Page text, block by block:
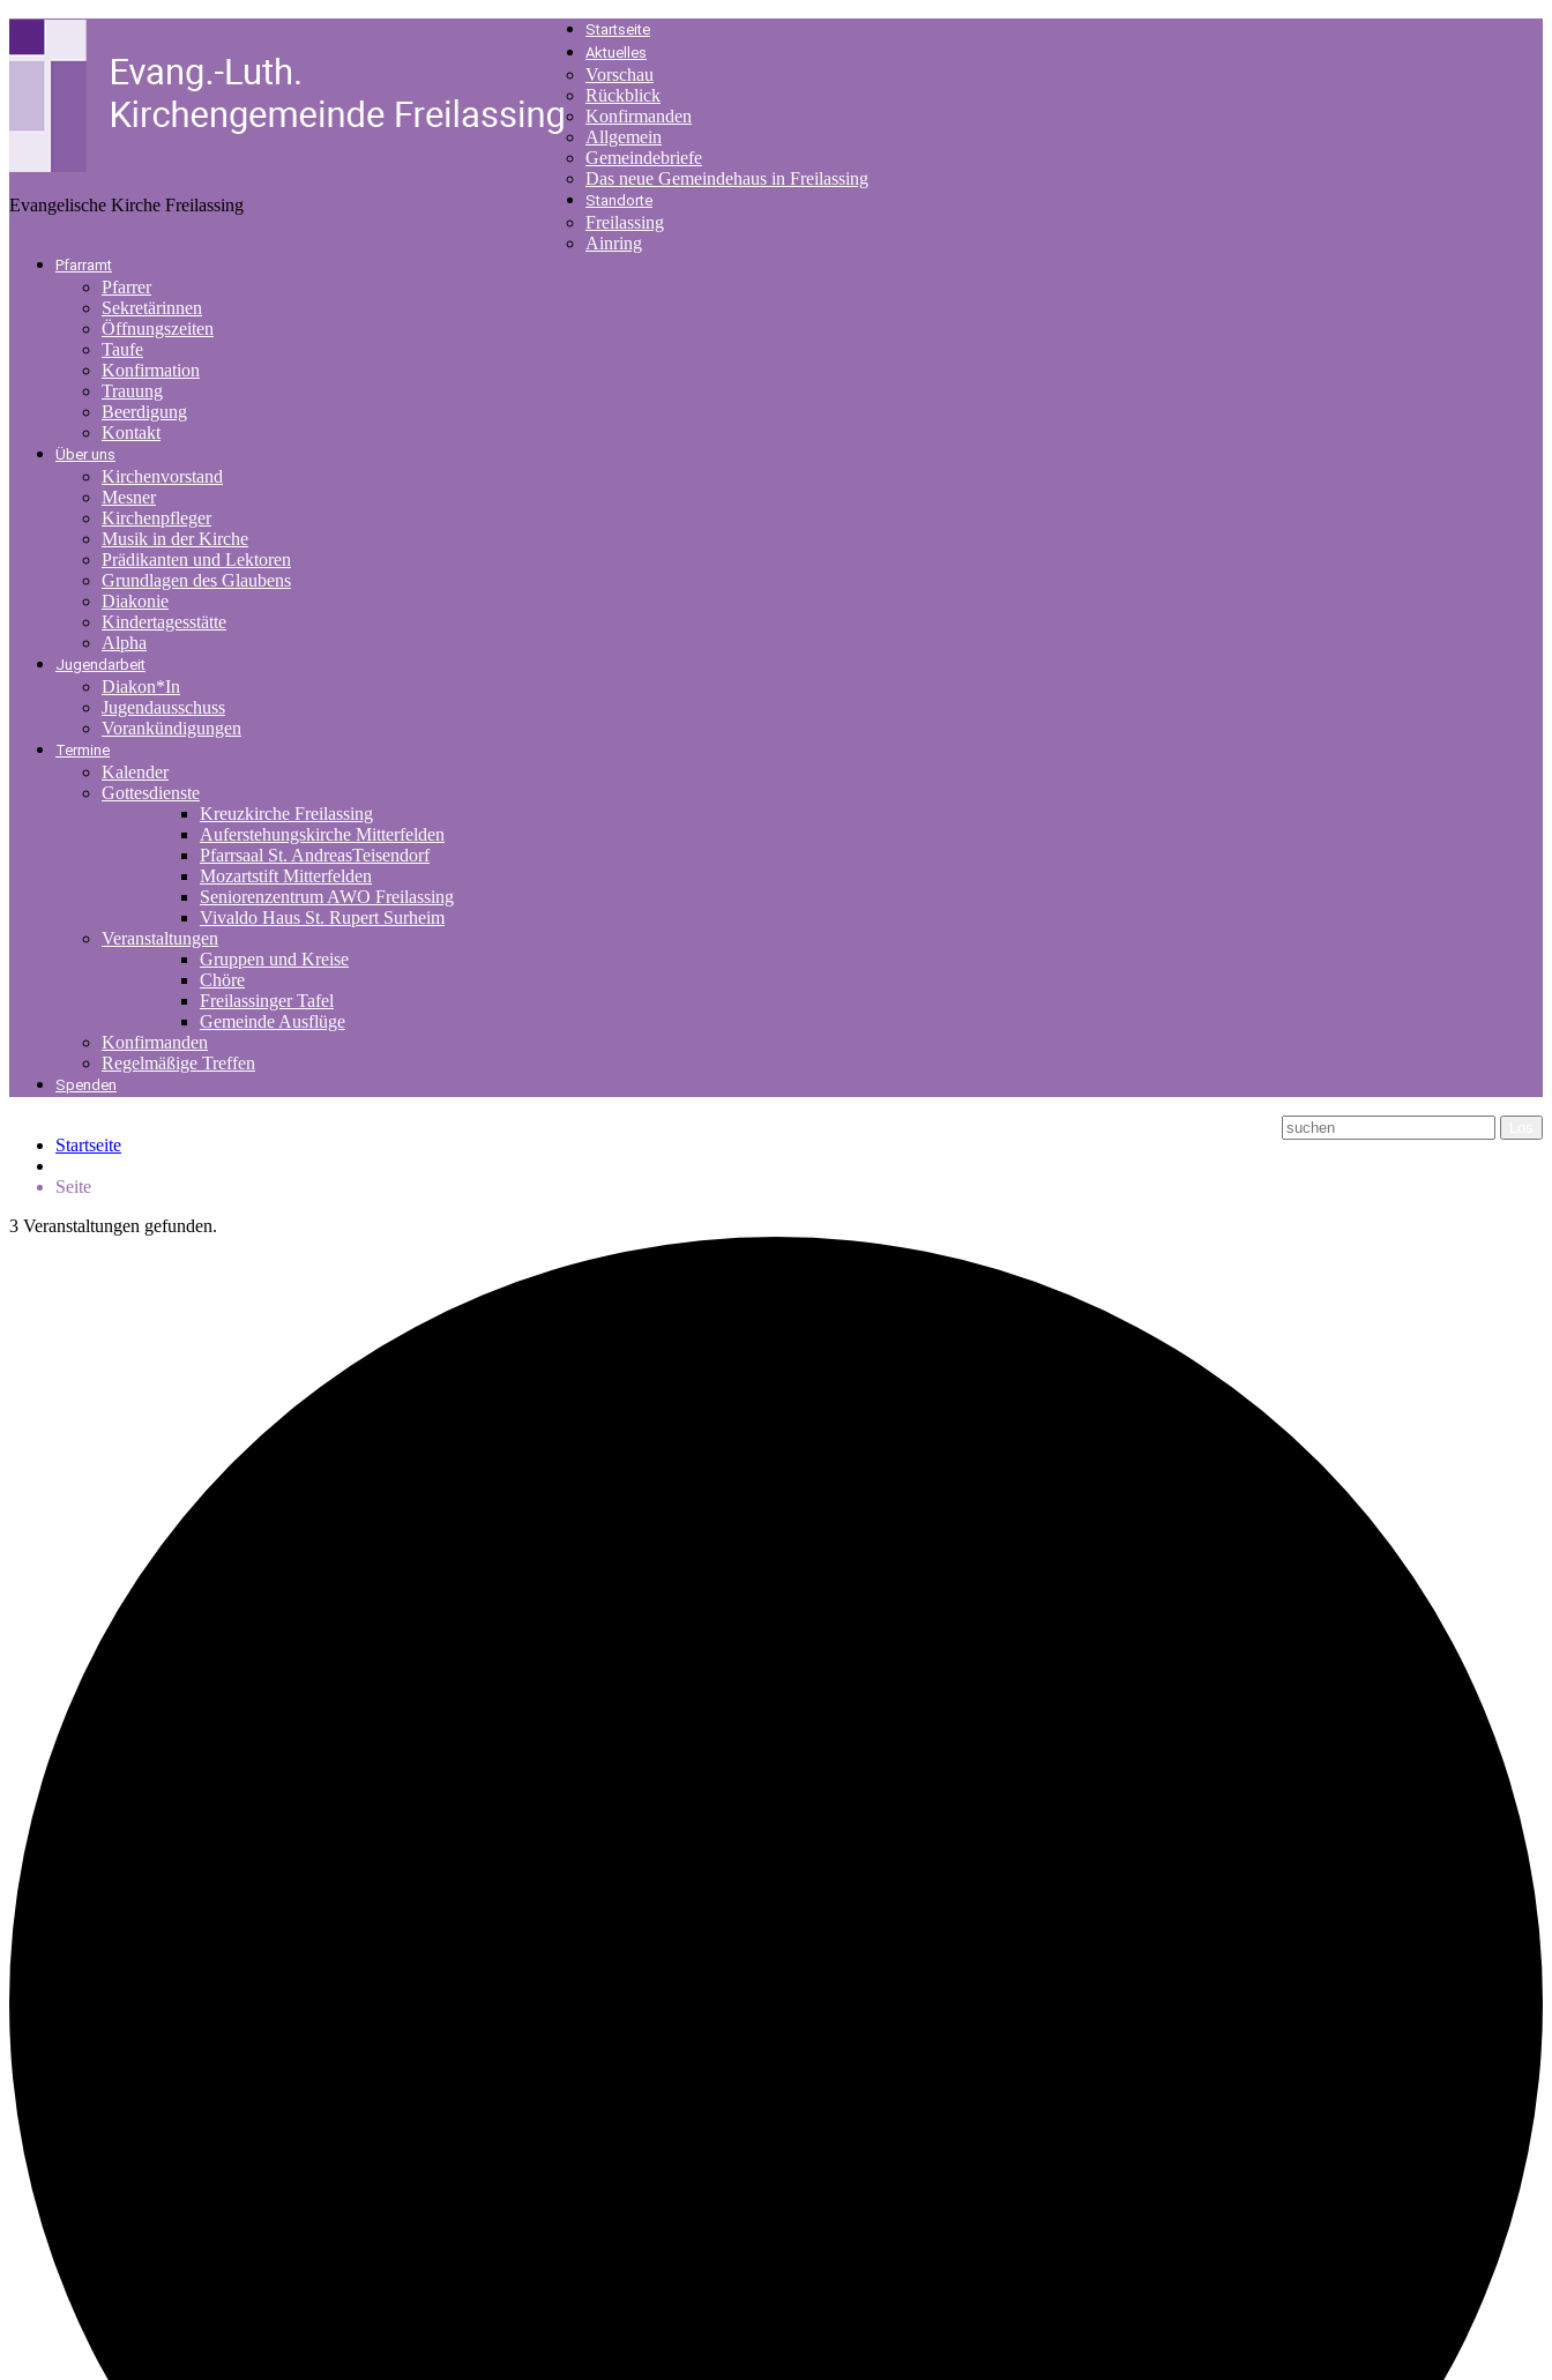
Evangelische Kirche Freilassing
Startseite
Aktuelles
Vorschau
Rückblick
Konfirmanden
Allgemein
Gemeindebriefe
Das neue Gemeindehaus in Freilassing
Standorte
Freilassing
Ainring
Pfarramt
Pfarrer
Sekretärinnen
Öffnungszeiten
Taufe
Konfirmation
Trauung
Beerdigung
Kontakt
Über uns
Kirchenvorstand
Mesner
Kirchenpfleger
Musik in der Kirche
Prädikanten und Lektoren
Grundlagen des Glaubens
Diakonie
Kindertagesstätte
Alpha
Jugendarbeit
Diakon*In
Jugendausschuss
Vorankündigungen
Termine
Kalender
Gottesdienste
Kreuzkirche Freilassing
Auferstehungskirche Mitterfelden
Pfarrsaal St. AndreasTeisendorf
Mozartstift Mitterfelden
Seniorenzentrum AWO Freilassing
Vivaldo Haus St. Rupert Surheim
Veranstaltungen
Gruppen und Kreise
Chöre
Freilassinger Tafel
Gemeinde Ausflüge
Konfirmanden
Regelmäßige Treffen
Spenden
Startseite
Seite
3 Veranstaltungen gefunden.